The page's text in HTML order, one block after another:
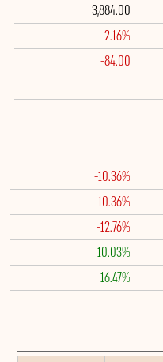
3,884.00
-2.16%
-84.00
-10.36%
-10.36%
-12.76%
10.03%
16.47%